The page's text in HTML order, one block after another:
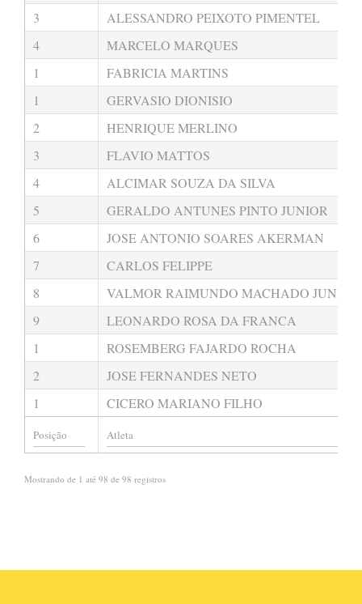
3
ALESSANDRO PEIXOTO PIMENTEL
4
MARCELO MARQUES
1
FABRICIA MARTINS
1
GERVASIO DIONISIO
2
HENRIQUE MERLINO
3
FLAVIO MATTOS
4
ALCIMAR SOUZA DA SILVA
5
GERALDO ANTUNES PINTO JUNIOR
6
JOSE ANTONIO SOARES AKERMAN
7
CARLOS FELIPPE
8
VALMOR RAIMUNDO MACHADO JUNIOR
9
LEONARDO ROSA DA FRANCA
1
ROSEMBERG FAJARDO ROCHA
2
JOSE FERNANDES NETO
1
CICERO MARIANO FILHO
Mostrando de 1 até 98 de 98 registros